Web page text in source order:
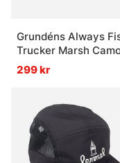
Grundéns Always
Trucker Marsh
299 kr